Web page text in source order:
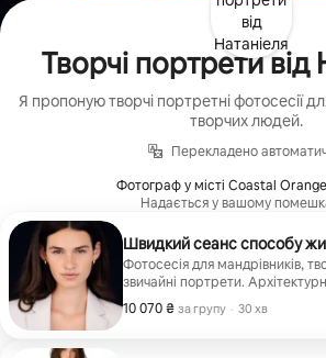
Творчі портрети від
Я пропоную творчі портретні фотосесії
творчих людей.
Перекладено
Фотограф у місті Coastal
Надається у вашому
Швидкий сеанс способу
Фотосесія для мандрівників,
звичайні портрети.
запитом. |
10 070 ₴ за групу
10 070 ₴ за групу
, · 30 хв